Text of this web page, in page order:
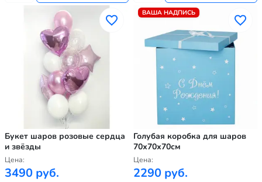
Букет шаров розовые сердца
и звёзды
Цена:
3490 руб.
ВАША НАДПИСЬ
Голубая коробка для шаров
70х70х70см
Цена:
2290 руб.